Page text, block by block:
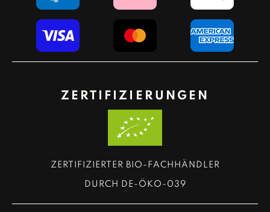
ZERTIFIZIERUNGEN
ZERTIFIZIERTER BIO-FACHHÄNDLER
DURCH DE-ÖKO-039